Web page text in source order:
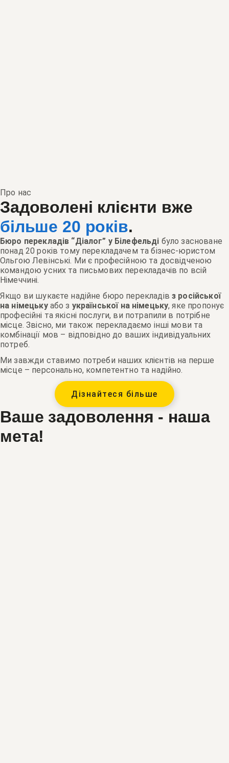
Про нас
Задоволені клієнти вже
більше 20 років.
Бюро перекладів “Діалог” у Білефельді було засноване
понад 20 років тому перекладачем та бізнес-юристом
Ольгою Левінські. Ми є професійною та досвідченою
командою усних та письмових перекладачів по всій
Німеччині.
Якщо ви шукаєте надійне бюро перекладів з російської
на німецькуабо з української на німецьку, яке пропонує
професійні та якісні послуги, ви потрапили в потрібне
місце. Звісно, ми також перекладаємо інші мови та
комбінації мов – відповідно до ваших індивідуальних
потреб.
Ми завжди ставимо потреби наших клієнтів на перше
місце – персонально, компетентно та надійно.
Дізнайтеся більше
Ваше задоволення - наша
мета!